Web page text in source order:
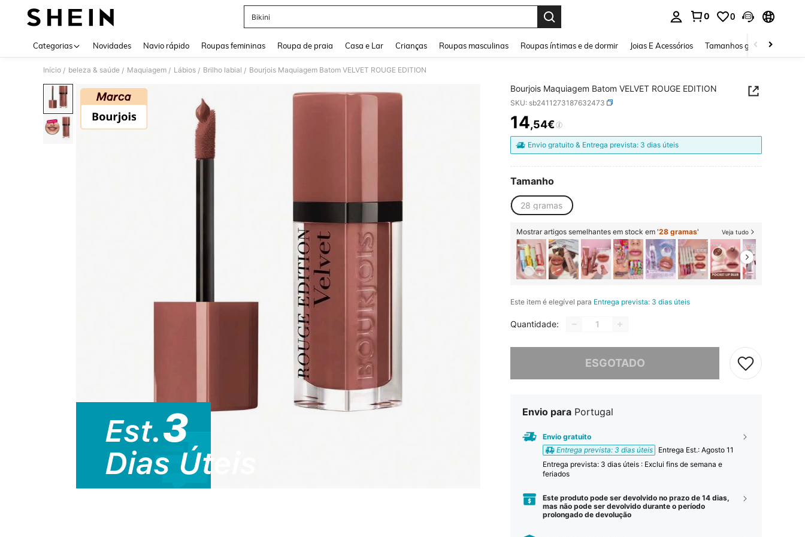
Bikini
0 0
Categorias Novidades Navio rápido Roupas femininas Roupa de praia Casa e Lar Crianças Roupas masculinas Roupas íntimas e de dormir Joias E Acessórios Tamanhos grandes
Início / beleza & saúde / Maquiagem / Lábios / Brilho labial / Bourjois Maquiagem Batom VELVET ROUGE EDITION
Bourjois Maquiagem Batom VELVET ROUGE EDITION
SKU: sb2411273187632473
PRICE AND AVAILABILITY
14,54€
Envio gratuito & Entrega prevista: 3 dias úteis
Tamanho
28 gramas
Mostrar artigos semelhantes em stock em '28 gramas' Veja tudo
Este item é elegível para Entrega prevista: 3 dias úteis
Quantidade:
ESGOTADO
Desculpe, este produto está esgotado.
Envio para Portugal
Envio gratuito
Entrega prevista: 3 dias úteis
Entrega Est.: Agosto 11
Entrega prevista: 3 dias úteis : Exclui fins de semana e
feriados
Este produto pode ser devolvido no prazo de 14 dias,
mas não pode ser devolvido durante o período
prolongado de devolução